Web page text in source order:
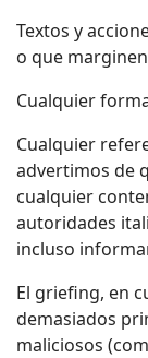
Textos y
o que
Cualquier
Cualquier
advertimos de
cualquier
autoridades
incluso
El griefing, en
demasiados
maliciosos